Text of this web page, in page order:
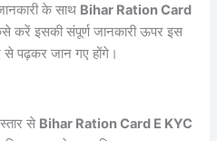
के साथ Bihar Ration Card
करें इसकी संपूर्ण जानकारी ऊपर इस
से पढ़कर जान गए होंगे।
से Bihar Ration Card E KYC